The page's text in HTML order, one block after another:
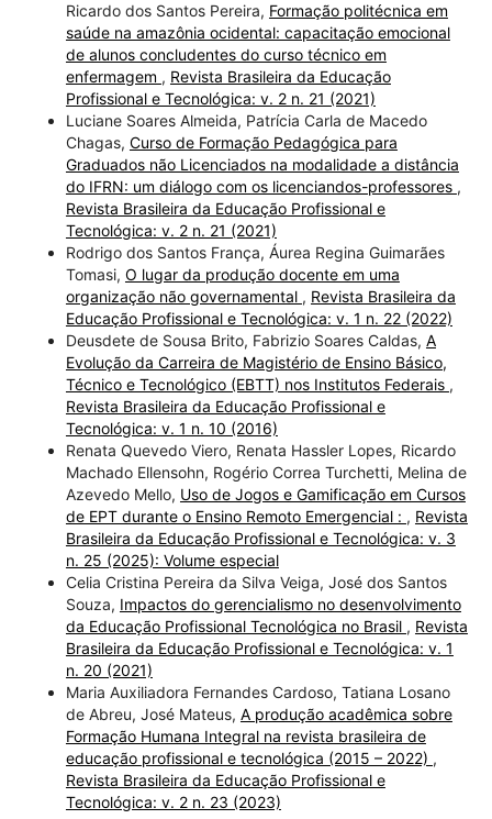
Ricardo dos Santos Pereira, Formação politécnica em
saúde na amazônia ocidental: capacitação emocional
de alunos concludentes do curso técnico em
enfermagem , Revista Brasileira da Educação
Profissional e Tecnológica: v. 2 n. 21 (2021)
Luciane Soares Almeida, Patrícia Carla de Macedo
Chagas, Curso de Formação Pedagógica para
Graduados não Licenciados na modalidade a distância
do IFRN: um diálogo com os licenciandos-professores ,
Revista Brasileira da Educação Profissional e
Tecnológica: v. 2 n. 21 (2021)
Rodrigo dos Santos França, Áurea Regina Guimarães
Tomasi, O lugar da produção docente em uma
organização não governamental , Revista Brasileira da
Educação Profissional e Tecnológica: v. 1 n. 22 (2022)
Deusdete de Sousa Brito, Fabrizio Soares Caldas, A
Evolução da Carreira de Magistério de Ensino Básico,
Técnico e Tecnológico (EBTT) nos Institutos Federais ,
Revista Brasileira da Educação Profissional e
Tecnológica: v. 1 n. 10 (2016)
Renata Quevedo Viero, Renata Hassler Lopes, Ricardo
Machado Ellensohn, Rogério Correa Turchetti, Melina de
Azevedo Mello, Uso de Jogos e Gamificação em Cursos
de EPT durante o Ensino Remoto Emergencial : , Revista
Brasileira da Educação Profissional e Tecnológica: v. 3
n. 25 (2025): Volume especial
Celia Cristina Pereira da Silva Veiga, José dos Santos
Souza, Impactos do gerencialismo no desenvolvimento
da Educação Profissional Tecnológica no Brasil , Revista
Brasileira da Educação Profissional e Tecnológica: v. 1
n. 20 (2021)
Maria Auxiliadora Fernandes Cardoso, Tatiana Losano
de Abreu, José Mateus, A produção acadêmica sobre
Formação Humana Integral na revista brasileira de
educação profissional e tecnológica (2015 – 2022) ,
Revista Brasileira da Educação Profissional e
Tecnológica: v. 2 n. 23 (2023)